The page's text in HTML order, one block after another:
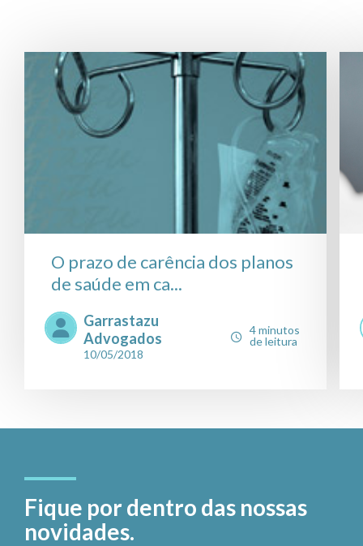
O prazo de carência dos planos
de saúde em ca...
Garrastazu
Advogados
10/05/2018
4 minutos
de leitura
Fique por dentro das nossas
novidades.